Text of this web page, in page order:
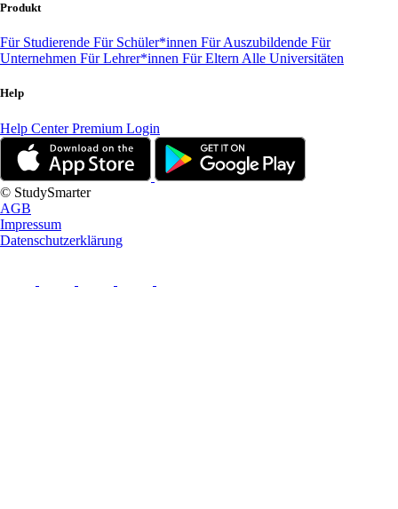
Produkt
Für Studierende Für Schüler*innen Für Auszubildende Für
Unternehmen Für Lehrer*innen Für Eltern Alle Universitäten
Help
Help CenterPremium Login
© StudySmarter
AGB
Impressum
Datenschutzerklärung